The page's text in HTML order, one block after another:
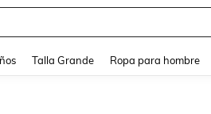
Talla Grande Ropa para hombre